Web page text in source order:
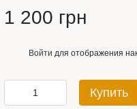
1 200 грн
Войти для отображения
Купить